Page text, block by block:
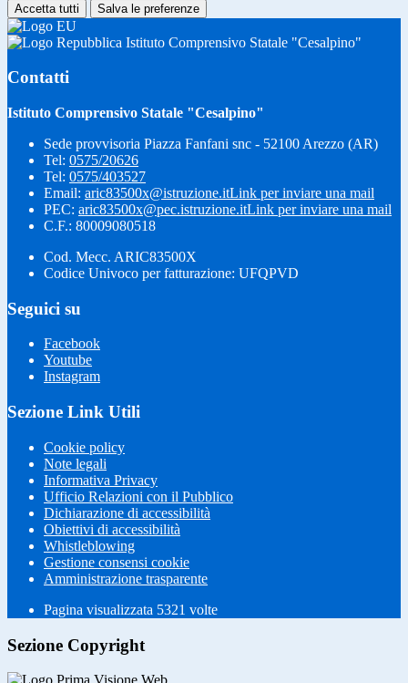
Accetta tutti Salva le preferenze
Istituto Comprensivo Statale "Cesalpino"
Contatti
Istituto Comprensivo Statale "Cesalpino"
Sede provvisoria Piazza Fanfani snc - 52100 Arezzo (AR)
Tel: 0575/20626
Tel: 0575/403527
Email: aric83500x@istruzione.itLink per inviare una mail
PEC: aric83500x@pec.istruzione.itLink per inviare una mail
C.F.: 80009080518
Cod. Mecc. ARIC83500X
Codice Univoco per fatturazione: UFQPVD
Seguici su
Facebook
Youtube
Instagram
Sezione Link Utili
Cookie policy
Note legali
Informativa Privacy
Ufficio Relazioni con il Pubblico
Dichiarazione di accessibilità
Obiettivi di accessibilità
Whistleblowing
Gestione consensi cookie
Amministrazione trasparente
Pagina visualizzata 5321 volte
Sezione Copyright